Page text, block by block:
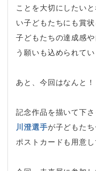
ことを大切にしたい
い子どもたちにも賞
子どもたちの達成感
う願いも込められてい
あと、今回はなんと！
記念作品を描いて下
川澄選手が子どもた
ポストカードも用意